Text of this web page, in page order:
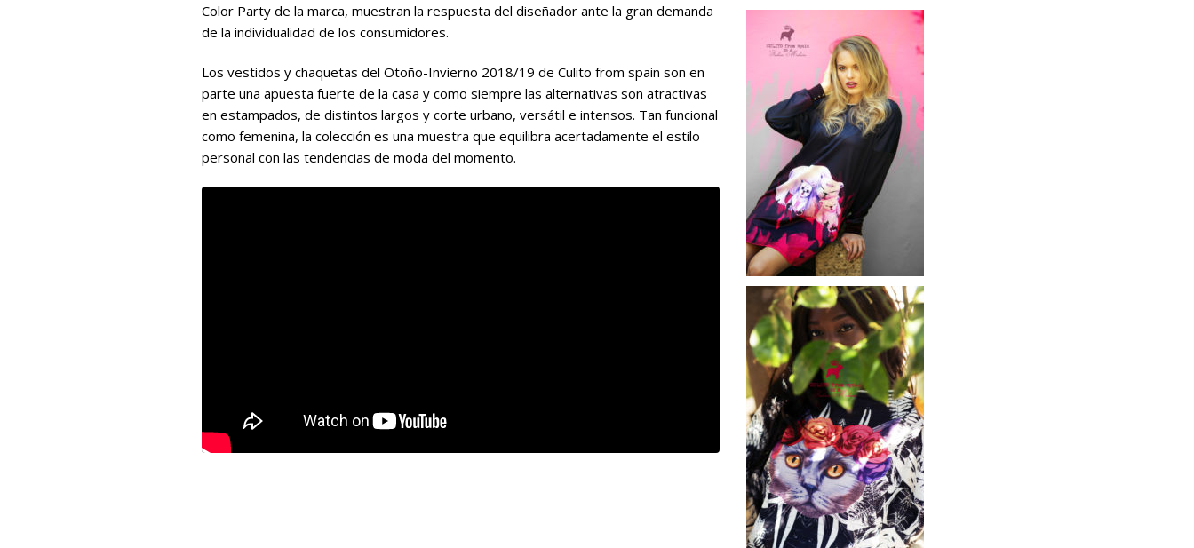
Color Party de la marca, muestran la respuesta del diseñador ante la gran demanda
de la individualidad de los consumidores.
Los vestidos y chaquetas del Otoño-Invierno 2018/19 de Culito from spain son en
parte una apuesta fuerte de la casa y como siempre las alternativas son atractivas
en estampados, de distintos largos y corte urbano, versátil e intensos. Tan funcional
como femenina, la colección es una muestra que equilibra acertadamente el estilo
personal con las tendencias de moda del momento.